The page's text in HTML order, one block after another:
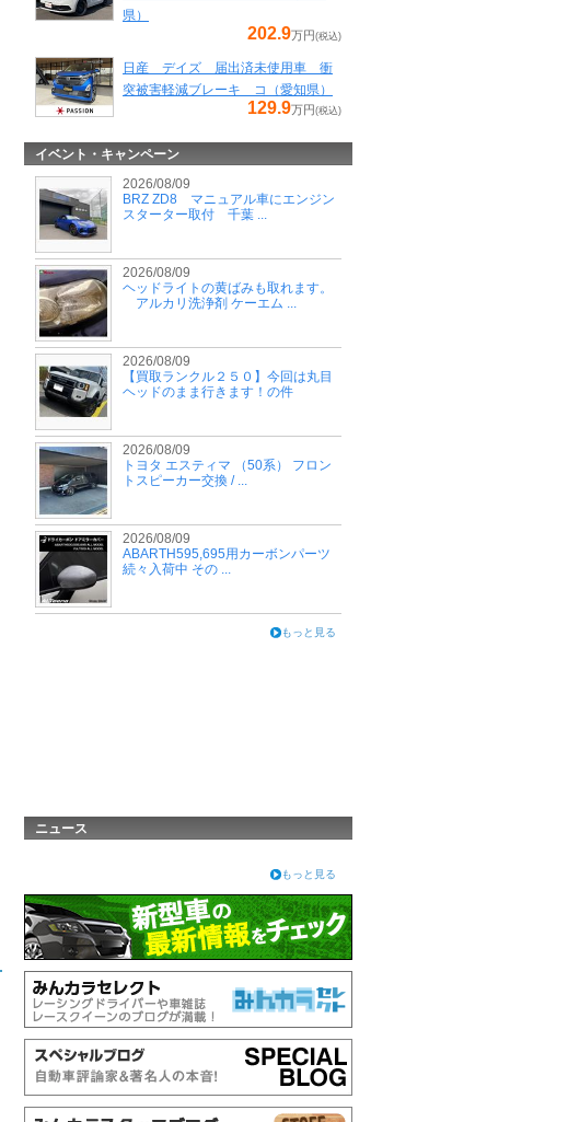
県）
202.9万円(税込)
日産 デイズ 届出済未使用車 衝
突被害軽減ブレーキ コ（愛知県）
129.9万円(税込)
イベント・キャンペーン
2026/08/09
BRZ ZD8 マニュアル車にエンジン
スターター取付 千葉 ...
2026/08/09
ヘッドライトの黄ばみも取れます。
アルカリ洗浄剤 ケーエム ...
2026/08/09
【買取ランクル２５０】今回は丸目
ヘッドのまま行きます！の件
2026/08/09
トヨタ エスティマ （50系） フロン
トスピーカー交換 / ...
2026/08/09
ABARTH595,695用カーボンパーツ
続々入荷中 その ...
もっと見る
ニュース
もっと見る